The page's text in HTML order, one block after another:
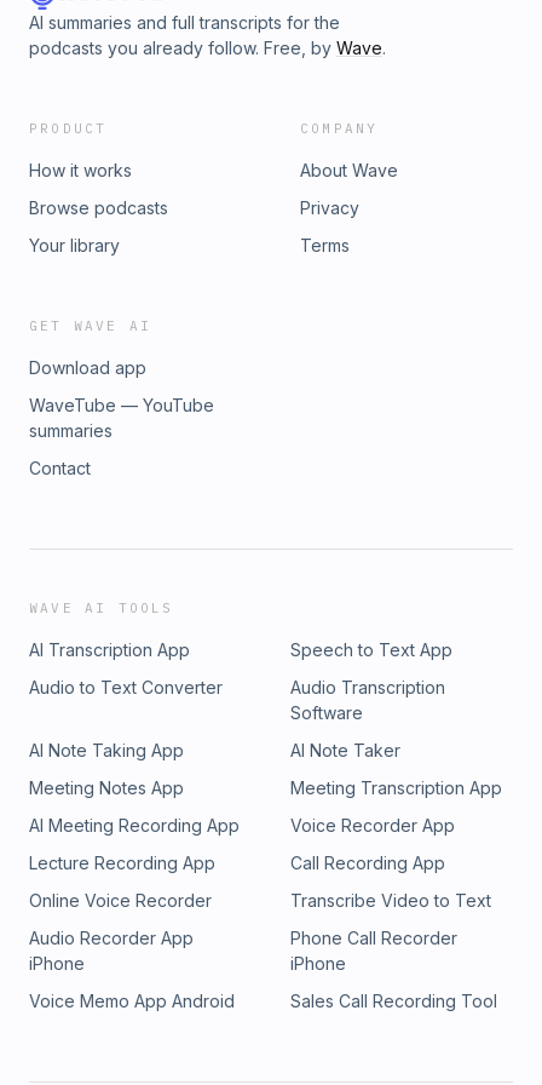
AI summaries and full transcripts for the
podcasts you already follow. Free, by Wave.
PRODUCT
How it works
Browse podcasts
Your library
COMPANY
About Wave
Privacy
Terms
GET WAVE AI
Download app
WaveTube — YouTube
summaries
Contact
WAVE AI TOOLS
AI Transcription App
Speech to Text App
Audio to Text Converter
Audio Transcription
Software
AI Note Taking App
AI Note Taker
Meeting Notes App
Meeting Transcription App
AI Meeting Recording App
Voice Recorder App
Lecture Recording App
Call Recording App
Online Voice Recorder
Transcribe Video to Text
Audio Recorder App
iPhone
Phone Call Recorder
iPhone
Voice Memo App Android
Sales Call Recording Tool